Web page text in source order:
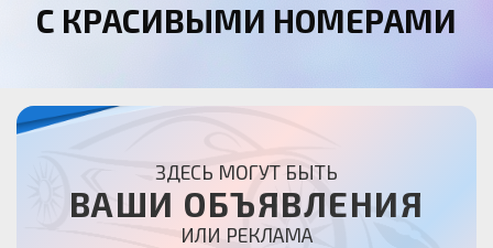
С КРАСИВЫМИ НОМЕРАМИ
ЗДЕСЬ МОГУТ БЫТЬ
ВАШИ ОБЪЯВЛЕНИЯ
ИЛИ РЕКЛАМА